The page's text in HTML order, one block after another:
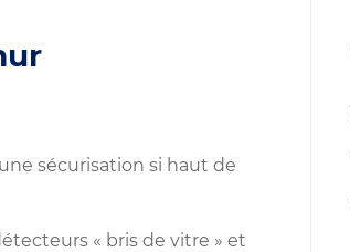
sécurisation si haut de
« bris de vitre » et